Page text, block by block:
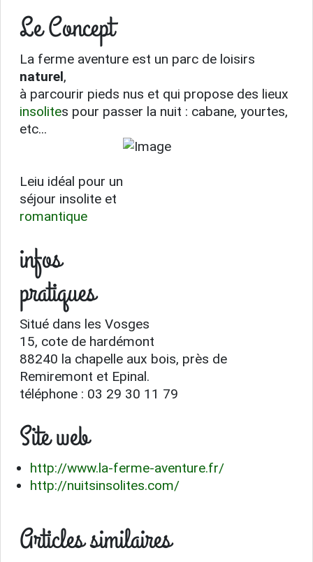
Le Concept
La ferme aventure est un parc de loisirs
naturel,
à parcourir pieds nus et qui propose des lieux
insolites pour passer la nuit : cabane, yourtes,
etc...
Leiu idéal pour un
séjour insolite et
romantique
infos
pratiques
Situé dans les Vosges
15, cote de hardémont
88240 la chapelle aux bois, près de
Remiremont et Epinal.
téléphone : 03 29 30 11 79
Site web
http://www.la-ferme-aventure.fr/
http://nuitsinsolites.com/
Articles similaires